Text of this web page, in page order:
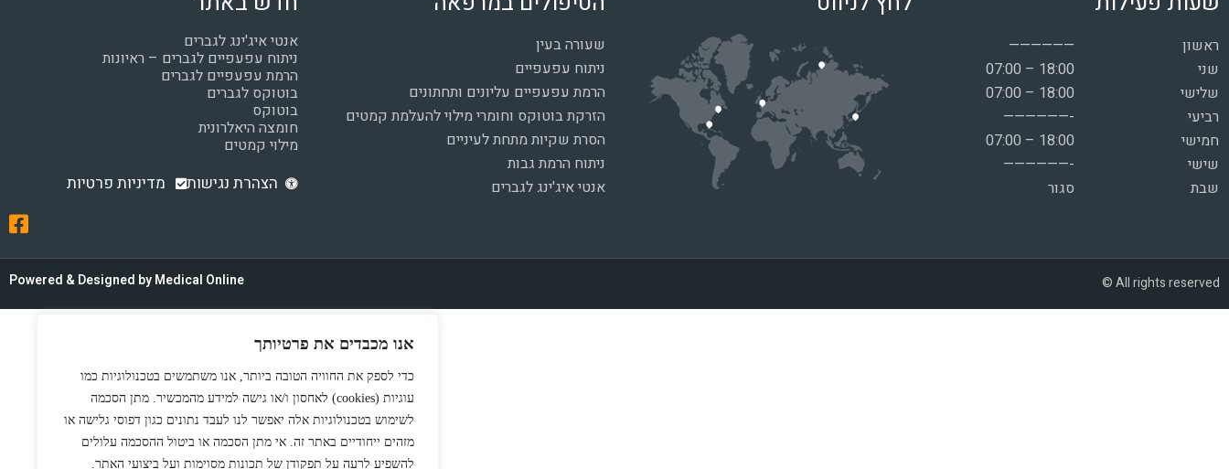
אנו מכבדים את פרטיותך
כדי לספק את החוויה הטובה ביותר, אנו משתמשים בטכנולוגיות כמו
עוגיות (cookies) לאחסון ו/או גישה למידע מהמכשיר. מתן הסכמה
לשימוש בטכנולוגיות אלה יאפשר לנו לעבד נתונים כגון דפוסי גלישה או
מזהים ייחודיים באתר זה. אי מתן הסכמה או ביטול ההסכמה עלולים
להשפיע לרעה על תפקודן של תכונות מסוימות ועל ביצועי האתר.
——————
ראשון
07:00 – 18:00
שני
07:00 – 18:00
שלישי
——————-
רביעי
07:00 – 18:00
חמישי
——————-
שישי
סגור
שבת
שעורה בעין
ניתוח עפעפיים
הרמת עפעפיים עליונים ותחתונים
הזרקת בוטוקס וחומרי מילוי להעלמת קמטים
הסרת שקיות מתחת לעיניים
ניתוח הרמת גבות
אנטי איג'ינג לגברים
אנטי איג'ינג לגברים
ניתוח עפעפיים לגברים – ראיונות
הרמת עפעפיים לגברים
בוטוקס לגברים
בוטוקס
חומצה היאלרונית
מילוי קמטים
הצהרת נגישות מדיניות פרטיות
© All rights reserved
Powered & Designed by Medical Online